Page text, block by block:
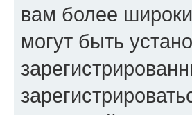
вам более
могут быть